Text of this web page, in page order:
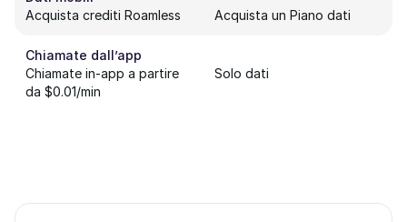
Acquista crediti Roamless
Acquista un Piano dati
Chiamate dall’app
Chiamate in-app a partire
da $0.01/min
Solo dati